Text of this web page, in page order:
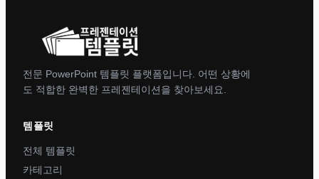
전문 PowerPoint 템플릿 플랫폼입니다. 어떤 상황에
도 적합한 완벽한 프레젠테이션을 찾아보세요.
템플릿
전체 템플릿
카테고리